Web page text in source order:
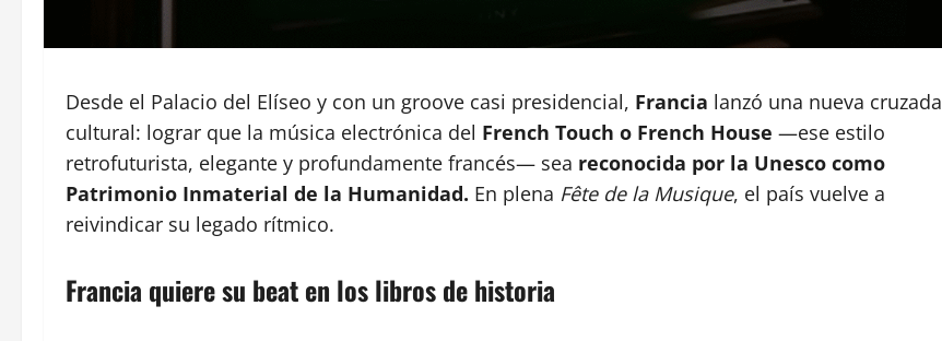
Desde el Palacio del Elíseo y con un groove casi presidencial, Francia lanzó una nueva cruzada
cultural: lograr que la música electrónica del French Touch o French House —ese estilo
retrofuturista, elegante y profundamente francés— sea reconocida por la Unesco como
Patrimonio Inmaterial de la Humanidad. En plena Fête de la Musique, el país vuelve a
reivindicar su legado rítmico.
Francia quiere su beat en los libros de historia